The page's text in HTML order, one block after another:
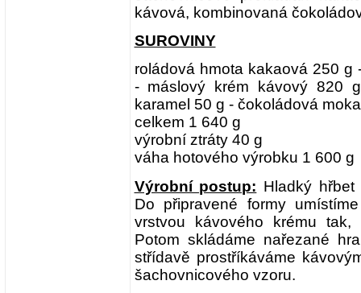
kávová, kombinovaná
SUROVINY
roládová hmota kakaová 250
- máslový krém kávový 820
karamel 50 g - čokoládová
celkem 1 640 g
výrobní ztráty 40 g
váha hotového výrobku 1 600 g
Výrobní postup: Hladký hřbet
Do připravené formy
vrstvou kávového krému
Potom skládáme nařezané
střídavě prostříkáváme
šachovnicového vzoru.